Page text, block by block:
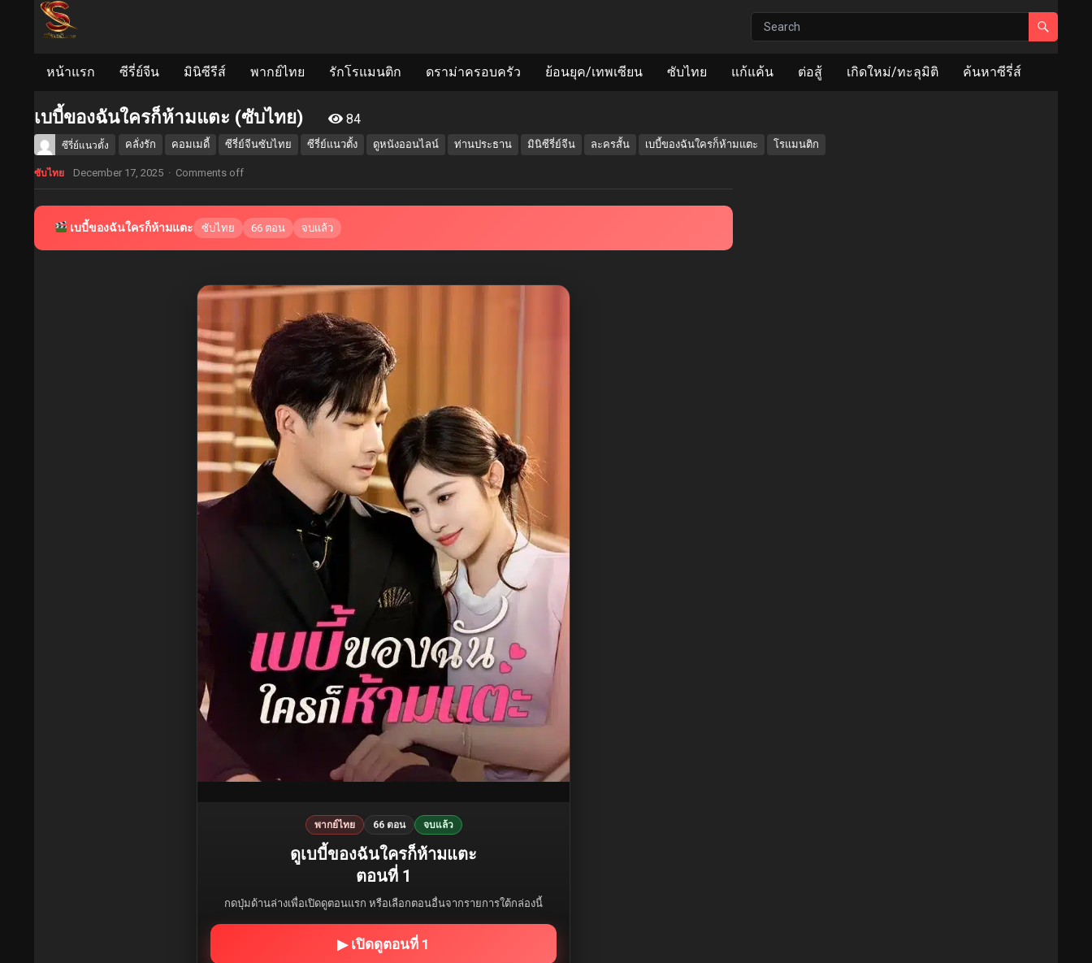
หน้าแรก ซีรี่ย์จีน มินิซีรีส์ พากย์ไทย รักโรแมนติก ดราม่าครอบครัว ย้อนยุค/เทพเซียน ซับไทย แก้แค้น ต่อสู้ เกิดใหม่/ทะลุมิติ ค้นหาซีรี่ส์
เบบี้ของฉันใครก็ห้ามแตะ (ซับไทย) 84
ซีรี่ย์แนวตั้ง คลั่งรัก คอมเมดี้ ซีรี่ย์จีนซับไทย ซีรี่ย์แนวตั้ง ดูหนังออนไลน์ ท่านประธาน มินิซีรี่ย์จีน ละครสั้น เบบี้ของฉันใครก็ห้ามแตะ โรแมนติก
ซับไทย December 17, 2025 · Comments off
เบบี้ของฉันใครก็ห้ามแตะ ซับไทย 66 ตอน จบแล้ว
พากย์ไทย 66 ตอน จบแล้ว
ดูเบบี้ของฉันใครก็ห้ามแตะ
ตอนที่ 1
กดปุ่มด้านล่างเพื่อเปิดดูตอนแรก หรือเลือกตอนอื่นจากรายการใต้กล่องนี้
▶ เปิดดูตอนที่ 1